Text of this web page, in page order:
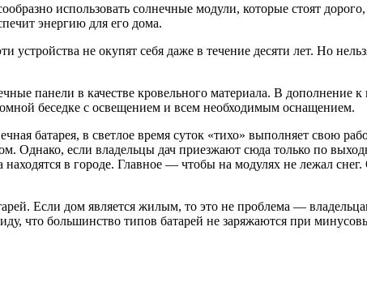
использовать солнечные модули, которые стоят
энергию для его дома.
устройства не окупят себя даже в течение десяти лет. Но
панели в качестве кровельного материала. В дополнение к
беседке с освещением и всем необходимым оснащением.
батарея, в светлое время суток «тихо» выполняет свою
Однако, если владельцы дач приезжают сюда только по
находятся в городе. Главное — чтобы на модулях не лежал
Если дом является жилым, то это не проблема —
что большинство типов батарей не заряжаются при